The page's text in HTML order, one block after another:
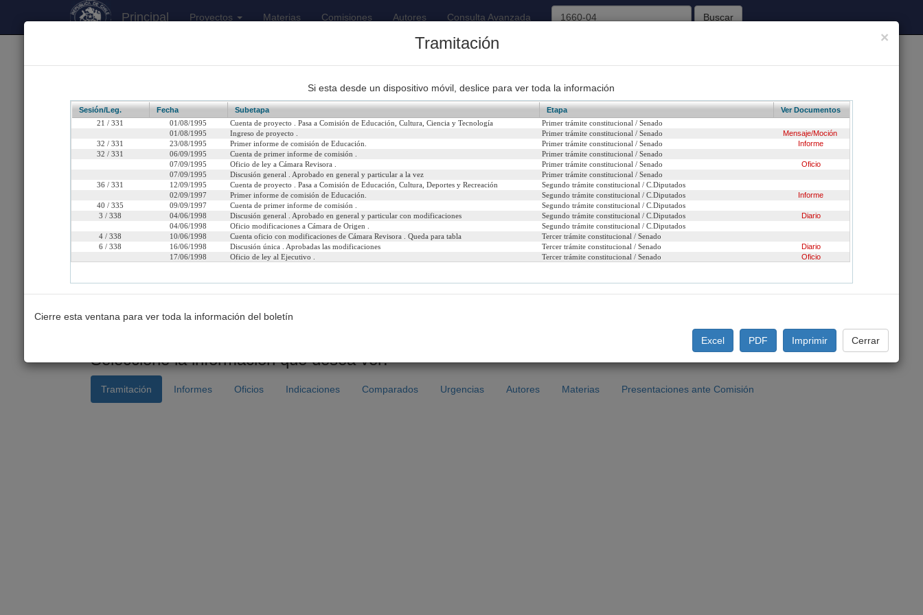
Principal Proyectos Materias Comisiones Autores Consulta Avanzada Buscar
Proyectos Iniciados 2026 170 Proyectos de Ley Despachados 93 Sesiones Celebradas 62
Boletín 1660-04
Título: Autoriza la construcción de un monumento en la ciudad de Limache, en memoria de doña Palmira Romano Piraino.
Fecha de Ingreso: Martes 1 de Agosto, 1995 Urgencia Actual: Sin urgencia
Cámara de Origen: Senado Iniciativa: Moción
Tipo de Proyecto: Proyecto de ley Refundido:
Etapa: Tramitación terminada
Seleccione la información que desea ver:
Tramitación Informes Oficios Indicaciones Comparados Urgencias Autores Materias Presentaciones ante Comisión
×
Tramitación
Si esta desde un dispositivo móvil, deslice para ver toda la información
Sesión/Leg. Fecha Subetapa Etapa
Ver Documentos
21 / 331
01/08/1995 Cuenta de proyecto . Pasa a Comisión de Educación, Cultura, Ciencia y Tecnología
Primer trámite constitucional / Senado
01/08/1995
Ingreso de proyecto . Primer trámite constitucional / Senado
Mensaje/Moción
32 / 331
23/08/1995 Primer informe de comisión de Educación. Primer trámite constitucional / Senado
Informe
32 / 331
06/09/1995 Cuenta de primer informe de comisión .
Primer trámite constitucional / Senado
07/09/1995
Oficio de ley a Cámara Revisora . Primer trámite constitucional / Senado
Oficio
07/09/1995
Discusión general . Aprobado en general y particular a la vez
Primer trámite constitucional / Senado
36 / 331
12/09/1995 Cuenta de proyecto . Pasa a Comisión de Educación, Cultura, Deportes y Recreación
Segundo trámite constitucional / C.Diputados
02/09/1997
Primer informe de comisión de Educación. Segundo trámite constitucional / C.Diputados
Informe
40 / 335
09/09/1997 Cuenta de primer informe de comisión .
Segundo trámite constitucional / C.Diputados
3 / 338
04/06/1998 Discusión general . Aprobado en general y particular con modificaciones Segundo trámite constitucional / C.Diputados
Diario
04/06/1998
Oficio modificaciones a Cámara de Origen .
Segundo trámite constitucional / C.Diputados
4 / 338
10/06/1998 Cuenta oficio con modificaciones de Cámara Revisora . Queda para tabla
Tercer trámite constitucional / Senado
6 / 338
16/06/1998 Discusión única . Aprobadas las modificaciones Tercer trámite constitucional / Senado
Diario
17/06/1998
Oficio de ley al Ejecutivo . Tercer trámite constitucional / Senado Oficio
Cierre esta ventana para ver toda la información del boletín
Excel PDF Imprimir Cerrar